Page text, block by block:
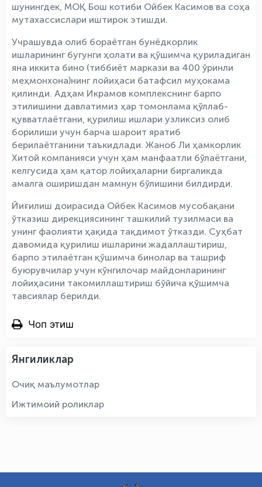
шунингдек, МОҚ Бош котиби Ойбек Касимов ва соҳа
мутахассислари иштирок этишди.
Учрашувда олиб бораётган бунёдкорлик
ишларининг бугунги ҳолати ва қўшимча қуриладиган
яна иккита бино (тиббиёт маркази ва 400 ўринли
меҳмонхона)нинг лойиҳаси батафсил муҳокама
қилинди. Адҳам Икрамов комплекснинг барпо
этилишини давлатимиз ҳар томонлама қўллаб-
қувватлаётгани, қурилиш ишлари узликсиз олиб
борилиши учун барча шароит яратиб
берилаётганини таъкидлади. Жаноб Ли ҳамкорлик
Хитой компанияси учун ҳам манфаатли бўлаётгани,
келгусида ҳам қатор лойиҳаларни биргаликда
амалга оширишдан мамнун бўлишини билдирди.
Йиғилиш доирасида Ойбек Касимов мусобақани
ўтказиш дирекциясининг ташкилий тузилмаси ва
унинг фаолияти ҳақида тақдимот ўтказди. Суҳбат
давомида қурилиш ишларини жадаллаштириш,
барпо этилаётган қўшимча бинолар ва ташриф
буюрувчилар учун кўнгилочар майдонларининг
лойиҳасини такомиллаштириш бўйича қўшимча
тавсиялар берилди.
Чоп этиш
Янгиликлар
Очиқ маълумотлар
Ижтимоий роликлар